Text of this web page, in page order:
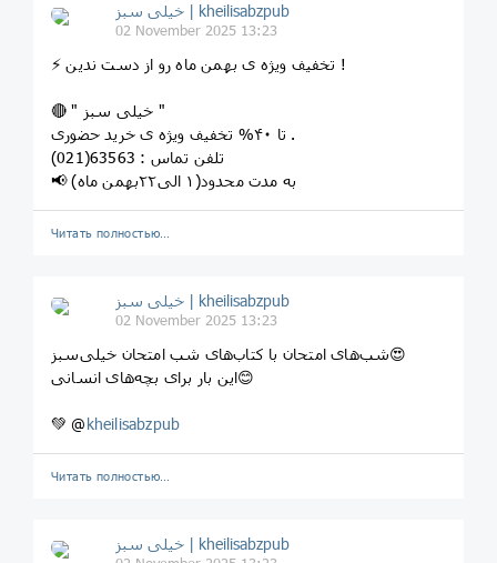
خیلی سبز | kheilisabzpub
02 November 2025 13:23
⚡️ تخفیف ویژه ی بهمن ماه رو از دست ندین ! ‌
🔴 " خیلی سبز "
تا ۴۰% تخفیف ویژه ی خرید حضوری .
📢 به مدت محدود(۱ الی۲۲بهمن ماه)
Читать полностью…
خیلی سبز | kheilisabzpub
02 November 2025 13:23
شب‌های امتحان با کتاب‌های شب امتحان خیلی‌سبز😍
این بار برای بچه‌های انسانی😊
💚 @kheilisabzpub
Читать полностью…
خیلی سبز | kheilisabzpub